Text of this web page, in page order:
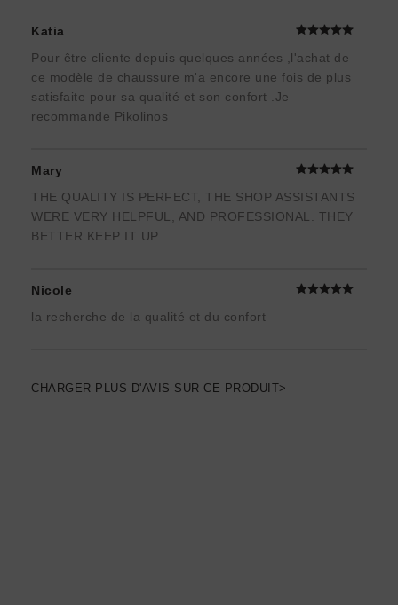
Katia
Pour être cliente depuis quelques années ,l'achat de
ce modèle de chaussure m'a encore une fois de plus
satisfaite pour sa qualité et son confort .Je
recommande Pikolinos
Mary
THE QUALITY IS PERFECT, THE SHOP ASSISTANTS
WERE VERY HELPFUL, AND PROFESSIONAL. THEY
BETTER KEEP IT UP
Nicole
la recherche de la qualité et du confort
CHARGER PLUS D'AVIS SUR CE PRODUIT>